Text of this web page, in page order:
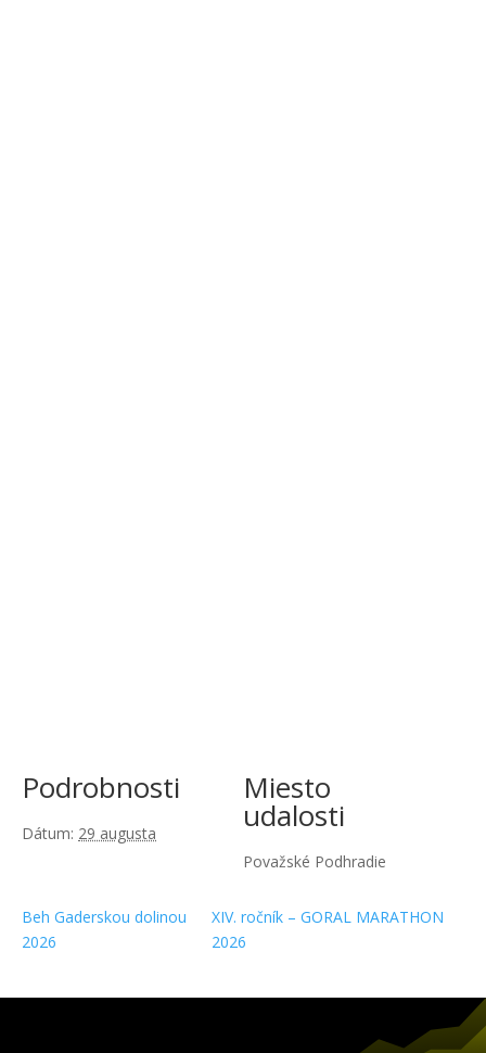
Podrobnosti
Dátum: 29 augusta
Miesto
udalosti
Považské Podhradie
Beh Gaderskou dolinou
2026
XIV. ročník – GORAL MARATHON
2026